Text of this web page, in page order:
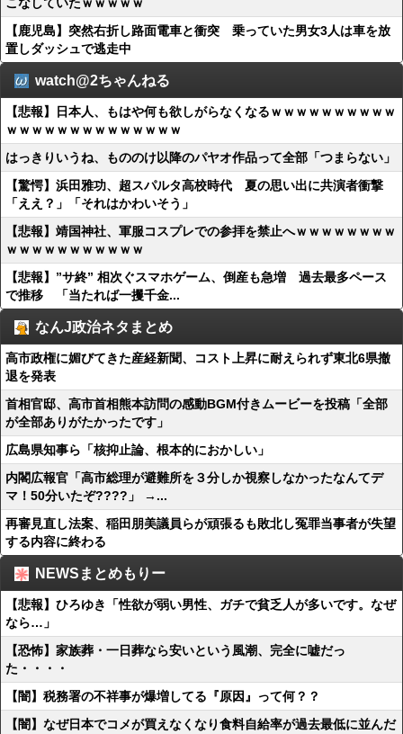
【鹿児島】突然右折し路面電車と衝突 乗っていた男女3人は車を放
置しダッシュで逃走中
watch@2ちゃんねる
【悲報】日本人、もはや何も欲しがらなくなるｗｗｗｗｗｗｗｗｗｗ
ｗｗｗｗｗｗｗｗｗｗｗｗｗｗ
はっきりいうね、もののけ以降のパヤオ作品って全部「つまらない」
【驚愕】浜田雅功、超スパルタ高校時代 夏の思い出に共演者衝撃
「ええ？」「それはかわいそう」
【悲報】靖国神社、軍服コスプレでの参拝を禁止へｗｗｗｗｗｗｗｗ
ｗｗｗｗｗｗｗｗｗｗｗ
【悲報】”サ終” 相次ぐスマホゲーム、倒産も急増 過去最多ペース
で推移 「当たれば一攫千金...
なんJ政治ネタまとめ
高市政権に媚びてきた産経新聞、コスト上昇に耐えられず東北6県撤
退を発表
首相官邸、高市首相熊本訪問の感動BGM付きムービーを投稿「全部
が全部ありがたかったです」
広島県知事ら「核抑止論、根本的におかしい」
内閣広報官「高市総理が避難所を３分しか視察しなかったなんてデ
マ！50分いたぞ????」 →...
再審見直し法案、稲田朋美議員らが頑張るも敗北し冤罪当事者が失望
する内容に終わる
NEWSまとめもりー
【悲報】ひろゆき「性欲が弱い男性、ガチで貧乏人が多いです。なぜ
なら…」
【恐怖】家族葬・一日葬なら安いという風潮、完全に嘘だっ
た・・・・
【闇】税務署の不祥事が爆増してる『原因』って何？？
【闇】なぜ日本でコメが買えなくなり食料自給率が過去最低に並んだ